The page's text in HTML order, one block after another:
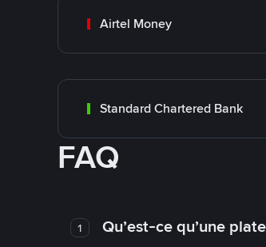
Airtel Money
Standard Chartered Bank
FAQ
1 Qu’est-ce qu’une